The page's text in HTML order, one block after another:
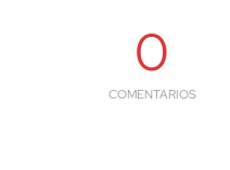
0
COMENTARIOS